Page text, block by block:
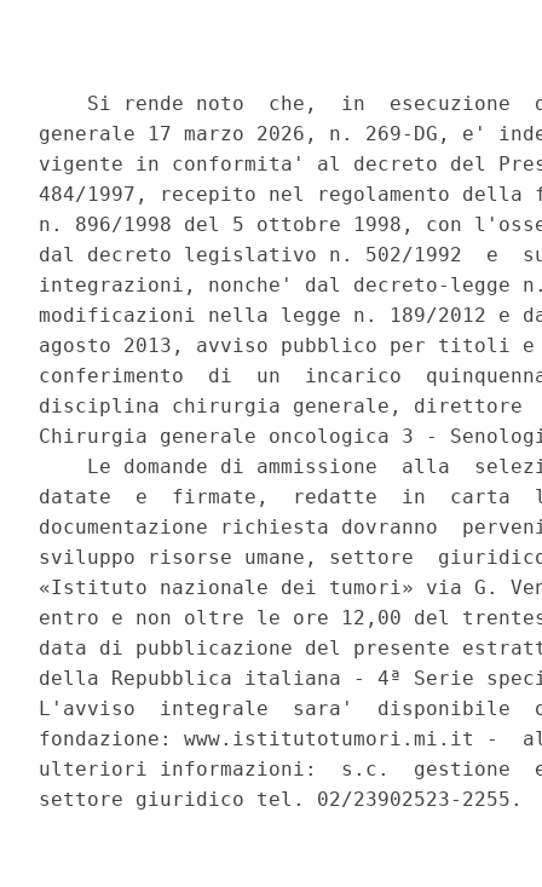
Si rende noto  che,  in  esecuzione
generale 17 marzo 2026, n. 269-DG, e'
vigente in conformita' al decreto del
484/1997, recepito nel regolamento della
n. 896/1998 del 5 ottobre 1998, con
dal decreto legislativo n. 502/1992  e
integrazioni, nonche' dal decreto-legge
modificazioni nella legge n. 189/2012
agosto 2013, avviso pubblico per
conferimento  di  un  incarico
disciplina chirurgia generale, direttore
Chirurgia generale oncologica 3 -
Le domande di ammissione  alla
datate  e  firmate,  redatte  in  carta
documentazione richiesta dovranno
sviluppo risorse umane, settore
«Istituto nazionale dei tumori» via G.
entro e non oltre le ore 12,00 del
data di pubblicazione del presente
della Repubblica italiana - 4ª Serie
L'avviso  integrale  sara'
fondazione: www.istitutotumori.mi.it -
ulteriori informazioni:  s.c.  gestione
settore giuridico tel. 02/23902523-2255.